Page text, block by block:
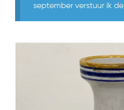
september verstuur ik